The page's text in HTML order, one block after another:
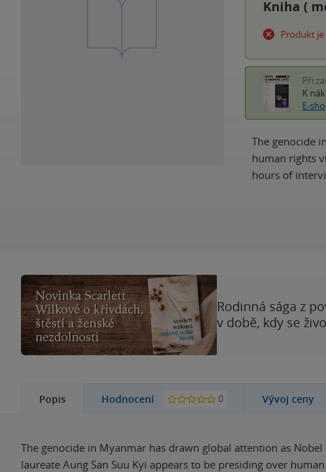
Kniha (
Produkt
Při
K
E-
The genocide
human rights
hours of
Rodinná sága z
v době, kdy se
Popis Hodnocení 0 Vývoj ceny
The genocide in Myanmar has drawn global attention as Nobel
laureate Aung San Suu Kyi appears to be presiding over